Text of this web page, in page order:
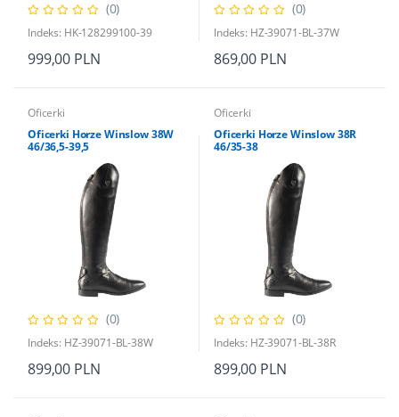
(0)
Indeks: HK-128299100-39
999,00 PLN
(0)
Indeks: HZ-39071-BL-37W
869,00 PLN
Oficerki
Oficerki Horze Winslow 38W
46/36,5-39,5
(0)
Indeks: HZ-39071-BL-38W
899,00 PLN
Oficerki
Oficerki Horze Winslow 38R
46/35-38
(0)
Indeks: HZ-39071-BL-38R
899,00 PLN